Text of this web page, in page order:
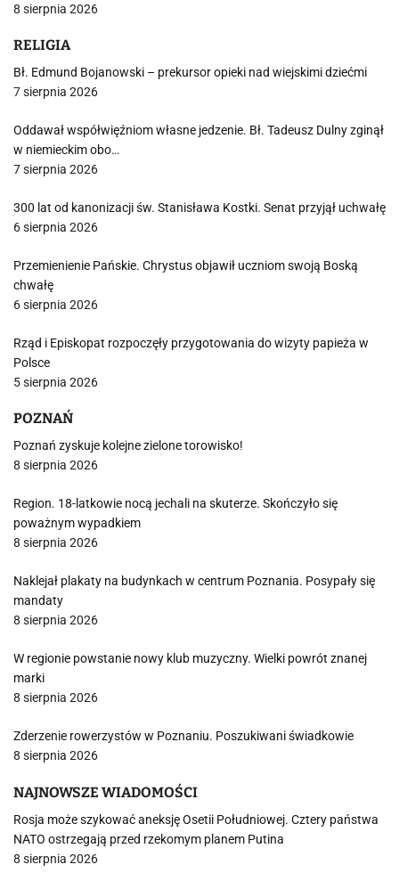
8 sierpnia 2026
RELIGIA
Bł. Edmund Bojanowski – prekursor opieki nad wiejskimi dziećmi
7 sierpnia 2026
Oddawał współwięźniom własne jedzenie. Bł. Tadeusz Dulny zginął
w niemieckim obo…
7 sierpnia 2026
300 lat od kanonizacji św. Stanisława Kostki. Senat przyjął uchwałę
6 sierpnia 2026
Przemienienie Pańskie. Chrystus objawił uczniom swoją Boską
chwałę
6 sierpnia 2026
Rząd i Episkopat rozpoczęły przygotowania do wizyty papieża w
Polsce
5 sierpnia 2026
POZNAŃ
Poznań zyskuje kolejne zielone torowisko!
8 sierpnia 2026
Region. 18-latkowie nocą jechali na skuterze. Skończyło się
poważnym wypadkiem
8 sierpnia 2026
Naklejał plakaty na budynkach w centrum Poznania. Posypały się
mandaty
8 sierpnia 2026
W regionie powstanie nowy klub muzyczny. Wielki powrót znanej
marki
8 sierpnia 2026
Zderzenie rowerzystów w Poznaniu. Poszukiwani świadkowie
8 sierpnia 2026
NAJNOWSZE WIADOMOŚCI
Rosja może szykować aneksję Osetii Południowej. Cztery państwa
NATO ostrzegają przed rzekomym planem Putina
8 sierpnia 2026